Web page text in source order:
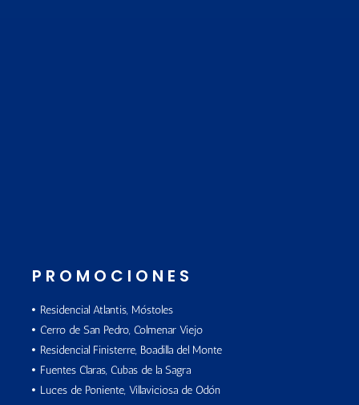
PROMOCIONES
Residencial Atlantis, Móstoles
Cerro de San Pedro, Colmenar Viejo
Residencial Finisterre, Boadilla del Monte
Fuentes Claras, Cubas de la Sagra
Luces de Poniente, Villaviciosa de Odón